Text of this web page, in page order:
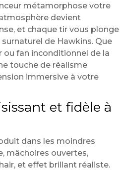
métamorphose votre
devient
et chaque tir vous plonge
surnaturel de Hawkins. Que
fan inconditionnel de la
touche de réalisme
immersive à votre
et fidèle à
dans les moindres
mâchoires ouvertes,
et effet brillant réaliste.